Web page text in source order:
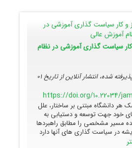
سیاست گذاری آموزشی در نظام
شده، انتشار آنلاین از تاریخ01
https://doi.org/10.22034/
دانشگاه مبتنی بر ساختار، علل
خود جهت توسعه و دستیابی به
مسیر مشخصی را مطابق راهبردها
در سیاست گذاری های آنها دارد